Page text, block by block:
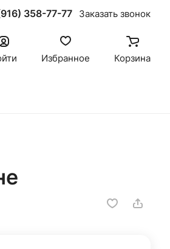
358-77-77 Заказать звонок
Избранное Корзина